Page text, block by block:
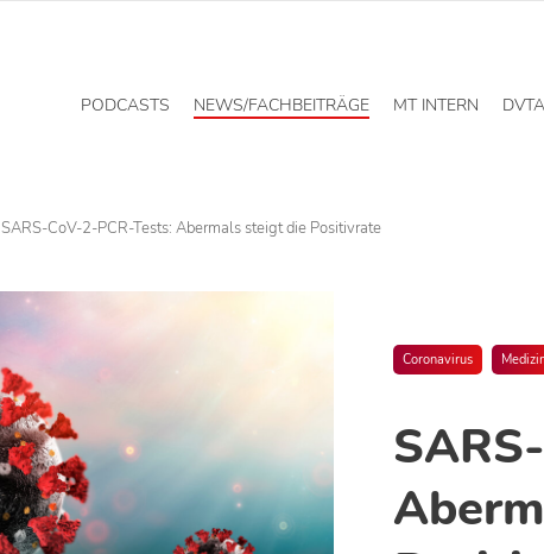
PODCASTS NEWS/FACHBEITRÄGE MT INTERN
SARS-CoV-2-PCR-Tests: Abermals steigt die Positivrate
Coronavirus